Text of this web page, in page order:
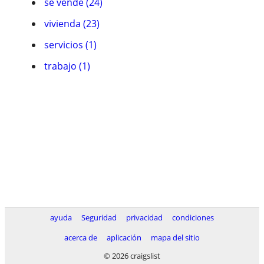
vivienda (23)
servicios (1)
trabajo (1)
ayuda Seguridad privacidad
condiciones
acerca de
aplicación
mapa del sitio
© 2026 craigslist